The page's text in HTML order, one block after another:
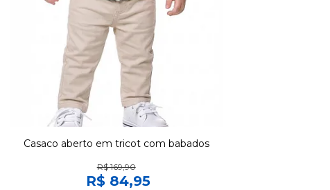
Casaco aberto em tricot com babados
R$ 169,90
R$ 84,95